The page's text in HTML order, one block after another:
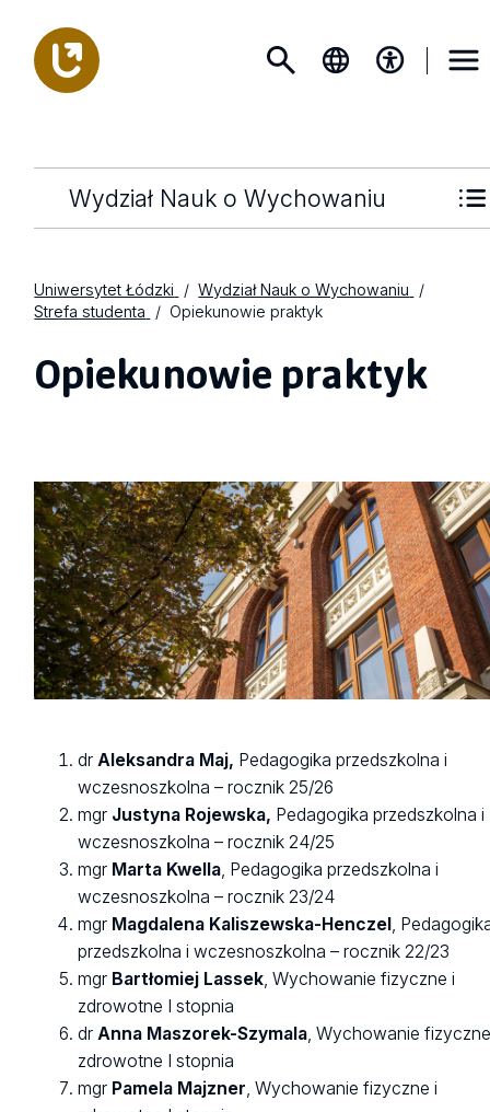
Wydział Nauk o Wychowaniu
Uniwersytet Łódzki
Wydział Nauk o Wychowaniu
Strefa studenta
Opiekunowie praktyk
Opiekunowie praktyk
dr Aleksandra Maj, Pedagogika przedszkolna i
wczesnoszkolna – rocznik 25/26
mgr Justyna Rojewska, Pedagogika przedszkolna i
wczesnoszkolna – rocznik 24/25
mgr Marta Kwella , Pedagogika przedszkolna i
wczesnoszkolna – rocznik 23/24
mgr Magdalena Kaliszewska-Henczel ,
przedszkolna i wczesnoszkolna – rocznik 22/23
mgr Bartłomiej Lassek , Wychowanie fizyczne i
zdrowotne I stopnia
dr Anna Maszorek-Szymala , Wychowanie
zdrowotne I stopnia
mgr Pamela Majzner , Wychowanie fizyczne i